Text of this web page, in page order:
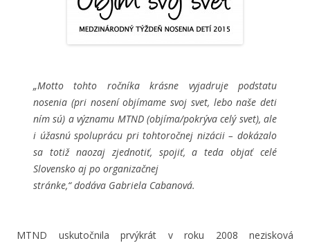
„Motto tohto ročníka krásne vyjadruje podstatu
nosenia (pri nosení objímame svoj svet, lebo naše deti
ním sú) a významu MTND (objíma/pokrýva celý svet), ale
i úžasnú spoluprácu pri tohtoročnej nizácii – dokázalo
sa totiž naozaj zjednotiť, spojiť, a teda objať celé
Slovensko aj po organizačnej
stránke,“ dodáva Gabriela Cabanová.
MTND uskutočnila prvýkrát v roku 2008 nezisková